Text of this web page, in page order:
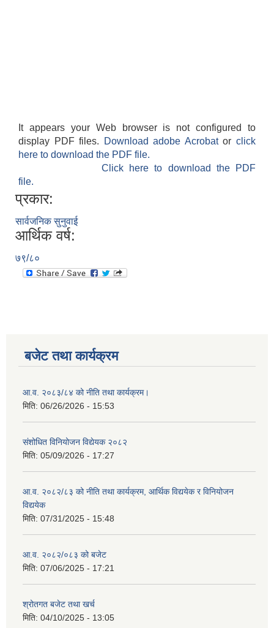
It appears your Web browser is not configured to
display PDF files.
Download adobe Acrobatorclick
here to download the PDF file.
Click here to download the PDF
file.
प्रकार:
सार्वजनिक सुनुवाई
आर्थिक वर्ष:
७९/८०
बजेट तथा कार्यक्रम
आ.व. २०८३/८४ को नीति तथा कार्यक्रम।
मिति: 06/26/2026 - 15:53
संशोधित विनियोजन विद्येयक २०८२
मिति: 05/09/2026 - 17:27
आ.व. २०८२/८३ को नीति तथा कार्यक्रम, आर्थिक विद्ययेक र विनियोजन
विद्ययेक
मिति: 07/31/2025 - 15:48
आ.व. २०८२/०८३ को बजेट
मिति: 07/06/2025 - 17:21
श्रोतगत बजेट तथा खर्च
मिति: 04/10/2025 - 13:05